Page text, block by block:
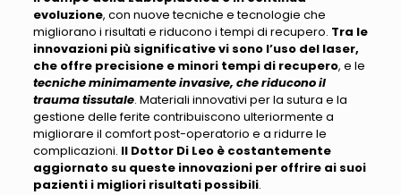
evoluzione, con nuove tecniche e tecnologie che
migliorano i risultati e riducono i tempi di recupero. Tra le
innovazioni più significative vi sono l’uso del laser,
che offre precisione e minori tempi di recupero, e le
tecniche minimamente invasive, che riducono il
trauma tissutale. Materiali innovativi per la sutura e la
gestione delle ferite contribuiscono ulteriormente a
migliorare il comfort post-operatorio e a ridurre le
complicazioni. Il Dottor Di Leo è costantemente
aggiornato su queste innovazioni per offrire ai suoi
pazienti i migliori risultati possibili.